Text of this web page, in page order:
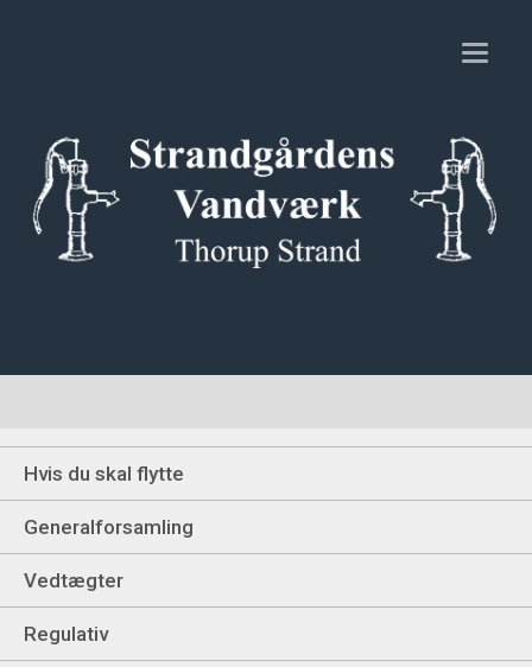
Hvis du skal flytte
Generalforsamling
Vedtægter
Regulativ